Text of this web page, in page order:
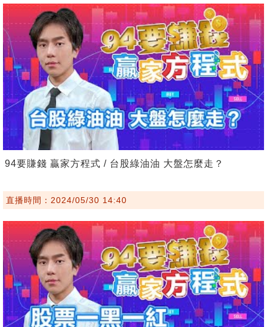
94要賺錢 贏家方程式 / 台股綠油油 大盤怎麼走？
直播時間：2024/05/30 14:40